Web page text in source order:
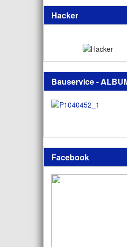
Hacker
Bauservice -
Facebook